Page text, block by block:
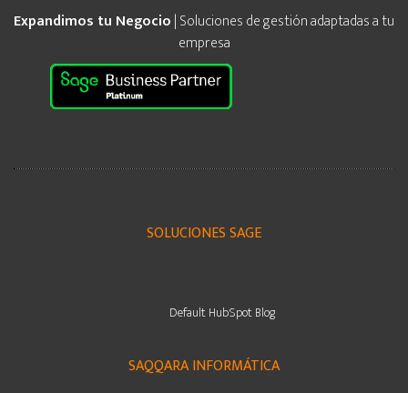
Expandimos tu Negocio| Soluciones de gestión adaptadas a tu
empresa
SOLUCIONES SAGE
Default HubSpot Blog
SAQQARA INFORMÁTICA